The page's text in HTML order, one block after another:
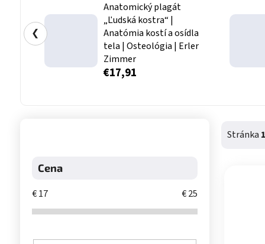
Anatomický plagát
„Ľudská kostra“ |
Anatómia kostí a osídla
tela | Osteológia | Erler
Zimmer
€17,91
❮
Cena
€17 €25
Stránka 1